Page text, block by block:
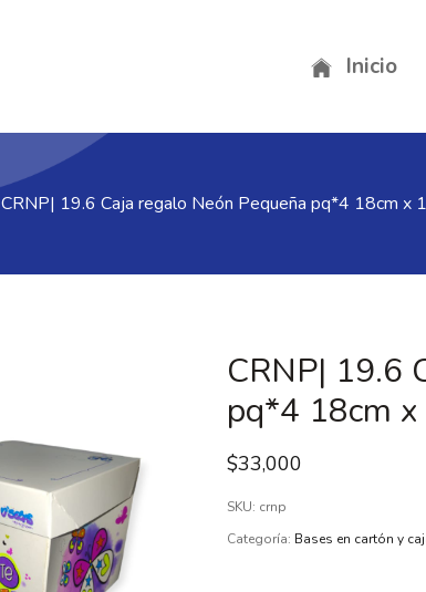
Inicio
CRNP| 19.6 Caja regalo Neón Pequeña pq*4 18cm x
CRNP| 19.6
pq*4 18cm x
$33,000
SKU: crnp
Categoría: Bases en cartón y